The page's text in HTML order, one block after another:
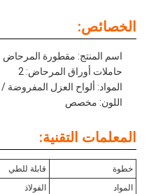
الخصائص:
اسم المنتج: مقطورة المرحاض
حاملات أوراق المرحاض: 2
المواد: ألواح العزل المفروضة /
اللون: مخصص
المعلمات التقنية:
خطوة
قابلة للطي
المواد
الفولاذ